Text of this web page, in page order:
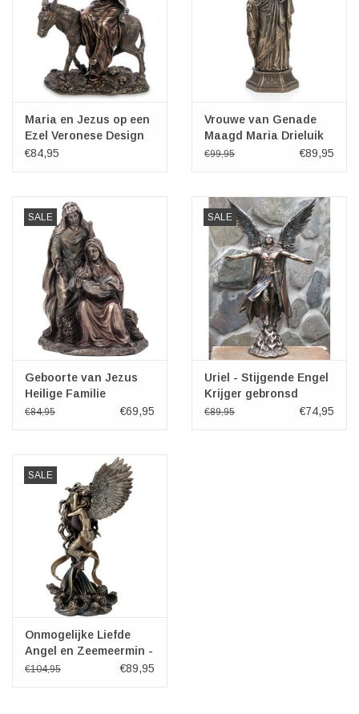
Maria en Jezus op een
Ezel Veronese Design
€84,95
Vrouwe van Genade
Maagd Maria Drieluik
Altaar 29cm
€99,95 €89,95
SALE
Geboorte van Jezus
Heilige Familie
Veronese Design
€84,95 €69,95
SALE
Uriel - Stijgende Engel
Krijger gebronsd
Veronese Design
€89,95 €74,95
SALE
Onmogelijke Liefde
Angel en Zeemeermin -
Selina Fenech
€104,95 €89,95